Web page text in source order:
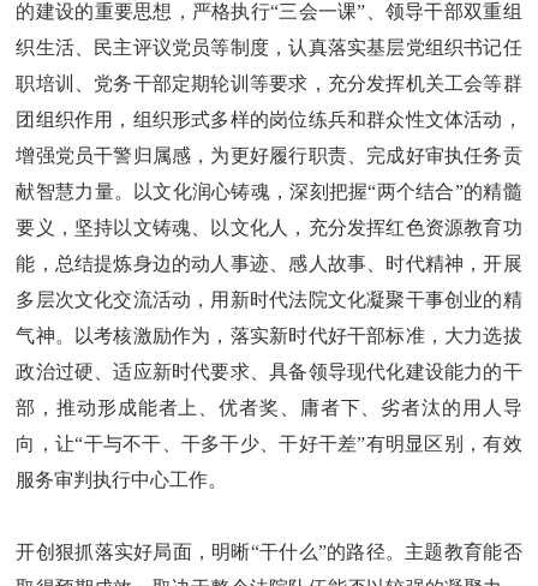
的建设的重要思想，严格执行“三会一课”、领导干部双重组
织生活、民主评议党员等制度，认真落实基层党组织书记任
职培训、党务干部定期轮训等要求，充分发挥机关工会等群
团组织作用，组织形式多样的岗位练兵和群众性文体活动，
增强党员干警归属感，为更好履行职责、完成好审执任务贡
献智慧力量。以文化润心铸魂，深刻把握“两个结合”的精髓
要义，坚持以文铸魂、以文化人，充分发挥红色资源教育功
能，总结提炼身边的动人事迹、感人故事、时代精神，开展
多层次文化交流活动，用新时代法院文化凝聚干事创业的精
气神。以考核激励作为，落实新时代好干部标准，大力选拔
政治过硬、适应新时代要求、具备领导现代化建设能力的干
部，推动形成能者上、优者奖、庸者下、劣者汰的用人导
向，让“干与不干、干多干少、干好干差”有明显区别，有效
服务审判执行中心工作。
开创狠抓落实好局面，明晰“干什么”的路径。主题教育能否